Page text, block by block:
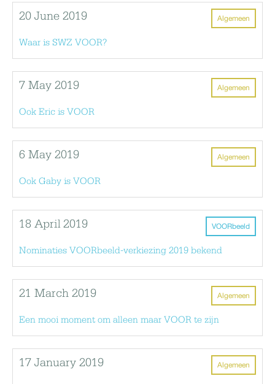
Algemeen
20 June 2019
Waar is SWZ VOOR?
Algemeen
7 May 2019
Ook Eric is VOOR
Algemeen
6 May 2019
Ook Gaby is VOOR
VOORbeeld
18 April 2019
Nominaties VOORbeeld-verkiezing 2019 bekend
Algemeen
21 March 2019
Een mooi moment om alleen maar VOOR te zijn
Algemeen
17 January 2019